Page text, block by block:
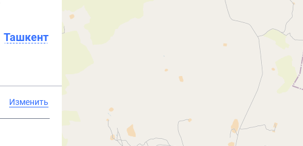
Ташкент
Изменить